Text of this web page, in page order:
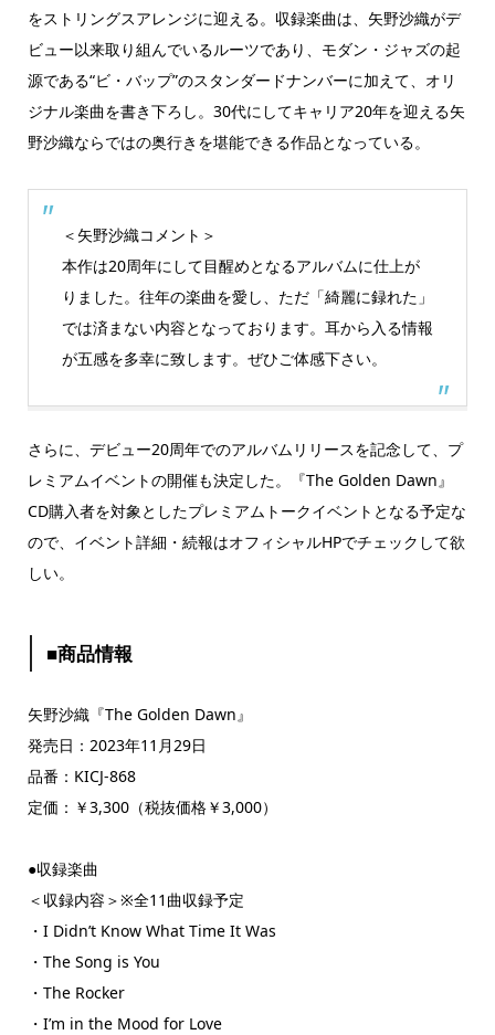
をストリングスアレンジに迎える。収録楽曲は、矢野沙織がデ
ビュー以来取り組んでいるルーツであり、モダン・ジャズの起
源である“ビ・バップ”のスタンダードナンバーに加えて、オリ
ジナル楽曲を書き下ろし。30代にしてキャリア20年を迎える矢
野沙織ならではの奥行きを堪能できる作品となっている。
＜矢野沙織コメント＞
本作は20周年にして目醒めとなるアルバムに仕上が
りました。往年の楽曲を愛し、ただ「綺麗に録れた」
では済まない内容となっております。耳から入る情報
が五感を多幸に致します。ぜひご体感下さい。
さらに、デビュー20周年でのアルバムリリースを記念して、プ
レミアムイベントの開催も決定した。『The Golden Dawn』
CD購入者を対象としたプレミアムトークイベントとなる予定な
ので、イベント詳細・続報はオフィシャルHPでチェックして欲
しい。
■商品情報
矢野沙織『The Golden Dawn』
発売日：2023年11月29日
品番：KICJ-868
定価：￥3,300（税抜価格￥3,000）
●収録楽曲
＜収録内容＞※全11曲収録予定
・I Didn’t Know What Time It Was
・The Song is You
・The Rocker
・I’m in the Mood for Love